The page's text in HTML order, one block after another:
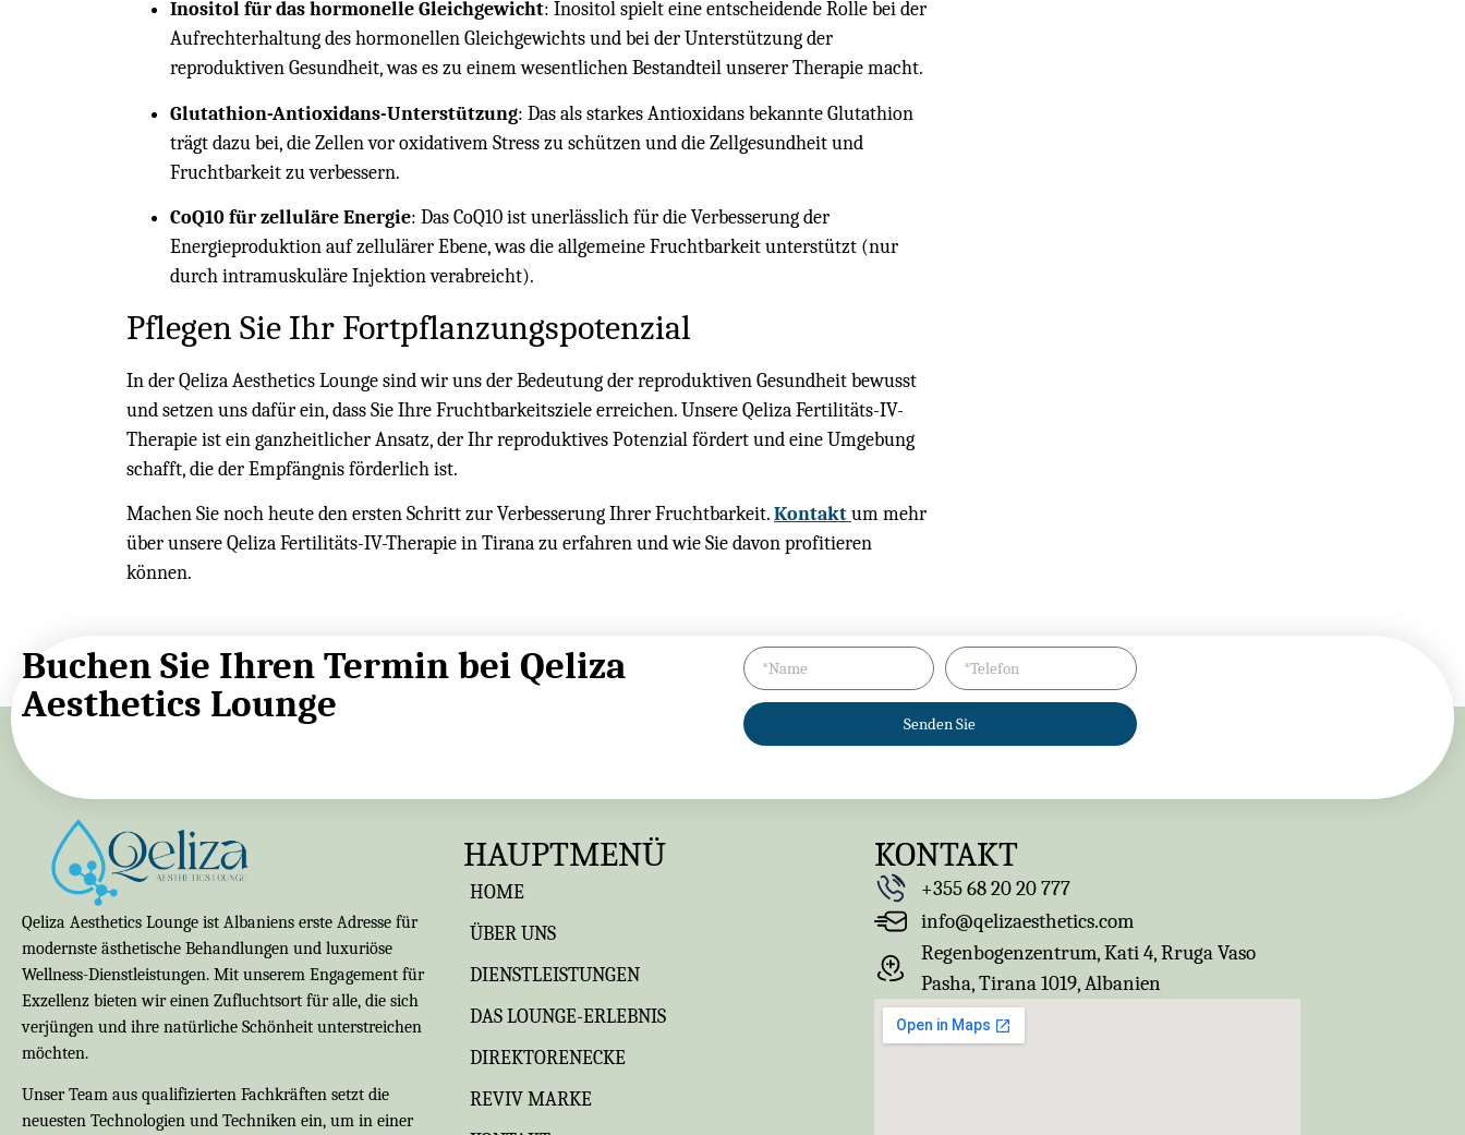
Inositol für das hormonelle Gleichgewicht: Inositol spielt eine entscheidende Rolle bei der
Aufrechterhaltung des hormonellen Gleichgewichts und bei der Unterstützung der
reproduktiven Gesundheit, was es zu einem wesentlichen Bestandteil unserer Therapie macht.
Glutathion-Antioxidans-Unterstützung: Das als starkes Antioxidans bekannte Glutathion
trägt dazu bei, die Zellen vor oxidativem Stress zu schützen und die Zellgesundheit und
Fruchtbarkeit zu verbessern.
CoQ10 für zelluläre Energie: Das CoQ10 ist unerlässlich für die Verbesserung der
Energieproduktion auf zellulärer Ebene, was die allgemeine Fruchtbarkeit unterstützt (nur
durch intramuskuläre Injektion verabreicht).
Pflegen Sie Ihr Fortpflanzungspotenzial
In der Qeliza Aesthetics Lounge sind wir uns der Bedeutung der reproduktiven Gesundheit bewusst
und setzen uns dafür ein, dass Sie Ihre Fruchtbarkeitsziele erreichen. Unsere Qeliza Fertilitäts-IV-
Therapie ist ein ganzheitlicher Ansatz, der Ihr reproduktives Potenzial fördert und eine Umgebung
schafft, die der Empfängnis förderlich ist.
Machen Sie noch heute den ersten Schritt zur Verbesserung Ihrer Fruchtbarkeit.Kontaktum mehr
über unsere Qeliza Fertilitäts-IV-Therapie in Tirana zu erfahren und wie Sie davon profitieren
können.
Buchen Sie Ihren Termin bei Qeliza
Aesthetics Lounge
Senden Sie
Qeliza Aesthetics Lounge ist Albaniens erste Adresse für
modernste ästhetische Behandlungen und luxuriöse
Wellness-Dienstleistungen. Mit unserem Engagement für
Exzellenz bieten wir einen Zufluchtsort für alle, die sich
verjüngen und ihre natürliche Schönheit unterstreichen
möchten.
Unser Team aus qualifizierten Fachkräften setzt die
neuesten Technologien und Techniken ein, um in einer
HAUPTMENÜ
HOME
ÜBER UNS
DIENSTLEISTUNGEN
DAS LOUNGE-ERLEBNIS
DIREKTORENECKE
REVIV MARKE
KONTAKT
+355 68 20 20 777
info@qelizaesthetics.com
Regenbogenzentrum, Kati 4, Rruga Vaso
Pasha, Tirana 1019, Albanien